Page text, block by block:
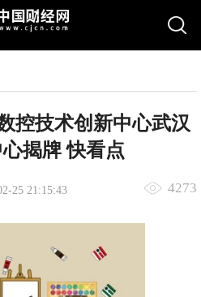
控技术创新中心武汉
揭牌 快看点
25 21:15:43 4273